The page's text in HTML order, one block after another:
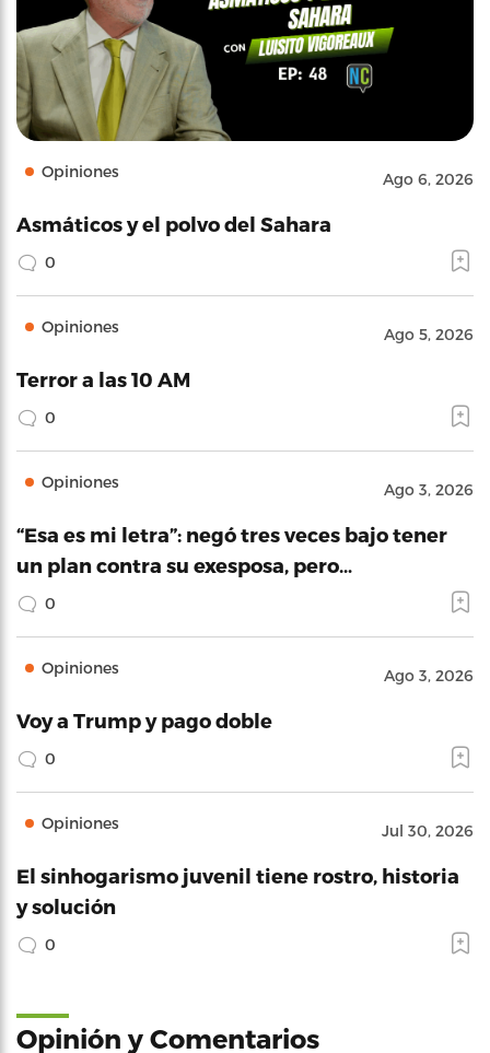
Opiniones Ago 6, 2026
Asmáticos y el polvo del Sahara
0
Opiniones Ago 5, 2026
Terror a las 10 AM
0
Opiniones Ago 3, 2026
“Esa es mi letra”: negó tres veces bajo tener
un plan contra su exesposa, pero…
0
Opiniones Ago 3, 2026
Voy a Trump y pago doble
0
Opiniones Jul 30, 2026
El sinhogarismo juvenil tiene rostro, historia
y solución
0
Opinión y Comentarios